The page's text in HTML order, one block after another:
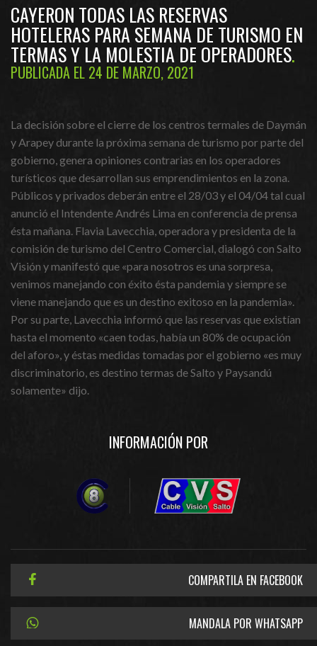
CAYERON TODAS LAS RESERVAS
HOTELERAS PARA SEMANA DE TURISMO EN
TERMAS Y LA MOLESTIA DE OPERADORES
PUBLICADA EL 24 DE MARZO, 2021
La decisión sobre el cierre de los centros termales de Daymán
y Arapey durante la próxima semana de turismo por parte del
gobierno, genera opiniones contrarias en los operadores
turísticos que desarrollan sus emprendimientos en la zona.
Públicos y privados deberán entre el 28/03 y el 04/04 tal cual
anunció el Intendente Andrés Lima en conferencia de prensa
ésta mañana. Flavia Lavecchia, operadora y presidenta de la
comisión de turismo del Centro Comercial, dialogó con Salto
Visión y manifestó que «para nosotros es una sorpresa,
venimos manejando con éxito ésta pandemia y siempre se
viene manejando que es un destino exitoso en la pandemia».
Por su parte, Lavecchia informó que las reservas que existían
hasta el momento «caen todas, había un 80% de ocupación
del aforo», y éstas medidas tomadas por el gobierno «es muy
discriminatorio, es destino termas de Salto y Paysandú
solamente» dijo.
INFORMACIÓN POR
COMPARTILA EN FACEBOOK
MANDALA POR WHATSAPP